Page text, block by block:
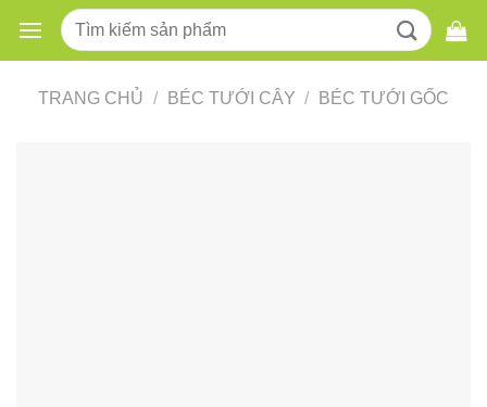
content
Tìm
kiếm:
TRANG CHỦ / BÉC TƯỚI CÂY / BÉC TƯỚI GỐC